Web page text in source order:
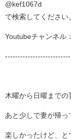
@kef1067d
で検索してください
Youtubeチャンネル：
木曜から日曜までの
あと少しで妻が帰っ
楽しかったけど、と